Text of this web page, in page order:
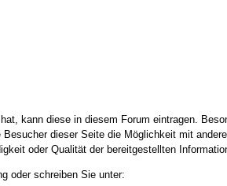
kann diese in diesem Forum eintragen.
dieser Seite die Möglichkeit mit
oder Qualität der bereitgestellten
oder schreiben Sie unter: